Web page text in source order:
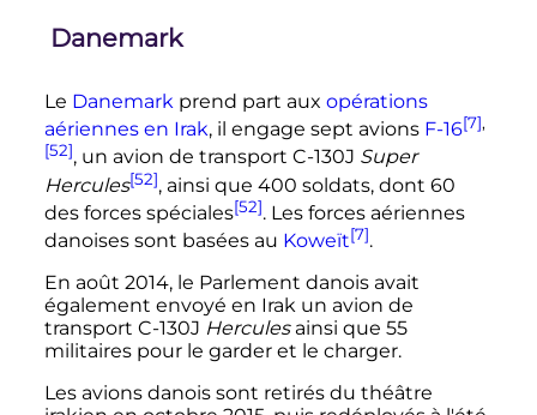
Danemark
Le Danemarkprend part aux opérations
aériennes en Irak, il engage sept avions F-16[7],
[52], un avion de transport C-130J Super
Hercules[52], ainsi que 400 soldats, dont 60
des forces spéciales[52]. Les forces aériennes
danoises sont basées au Koweït[7].
En août 2014, le Parlement danois avait
également envoyé en Irak un avion de
transport C-130J Herculesainsi que 55
militaires pour le garder et le charger.
Les avions danois sont retirés du théâtre